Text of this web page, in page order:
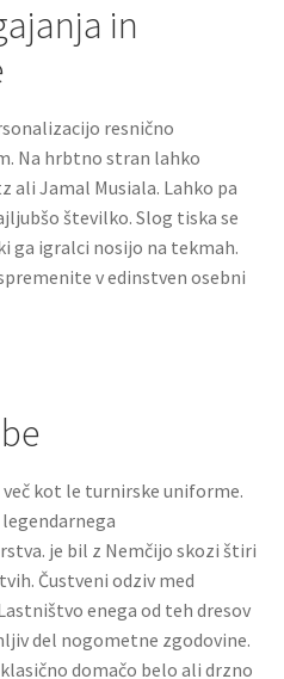
in
resnično
Na hrbtno stran lahko
ali Jamal Musiala. Lahko pa
številko. Slog tiska se
ga igralci nosijo na tekmah.
v edinstven osebni
kot le turnirske uniforme.
je bil z Nemčijo skozi štiri
Čustveni odziv med
enega od teh dresov
del nogometne zgodovine.
domačo belo ali drzno